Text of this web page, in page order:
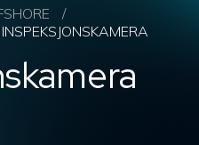
/
INSPEKSJONSKAMERA